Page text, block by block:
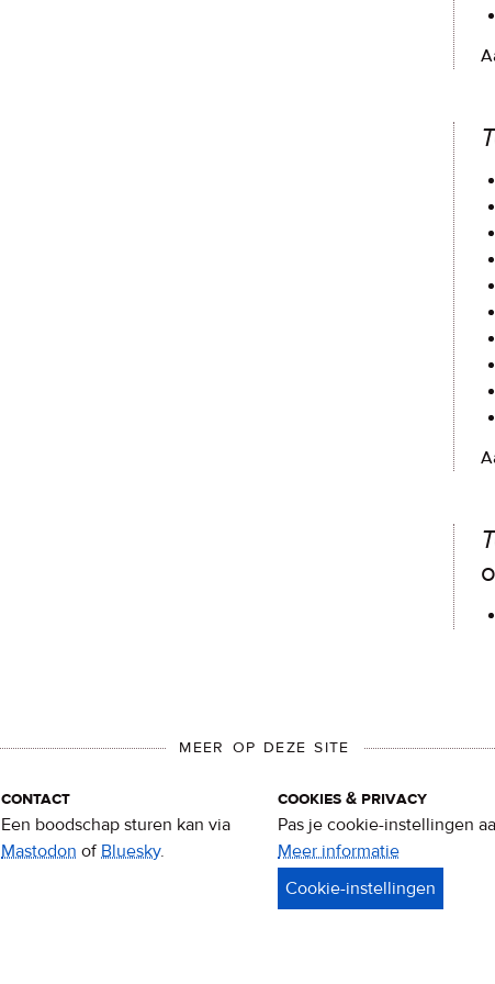
MEER OP DEZE SITE
contact
Een boodschap sturen kan via
Mastodon ofBluesky.
cookies & privacy
Pas je cookie-instellingen
Meer informatie
&